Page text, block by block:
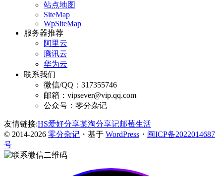
站点地图
SiteMap
WpSiteMap
服务器推荐
阿里云
腾讯云
华为云
联系我们
微信/QQ：317355746
邮箱：vipsever@vip.qq.com
公众号：零分杂记
友情链接:HS爱好分享某淘分享记邮莓生活
© 2014-2026 零分杂记 ・基于 WordPress ・ 闽ICP备2022014687
号